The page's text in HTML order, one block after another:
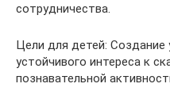
сотрудничества.
Цели для детей: Создание
устойчивого интереса к
познавательной